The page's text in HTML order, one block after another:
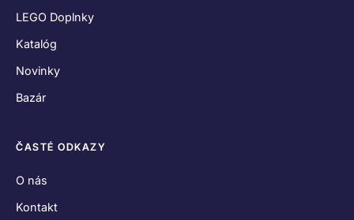
LEGO Doplnky
Katalóg
Novinky
Bazár
ČASTÉ ODKAZY
O nás
Kontakt